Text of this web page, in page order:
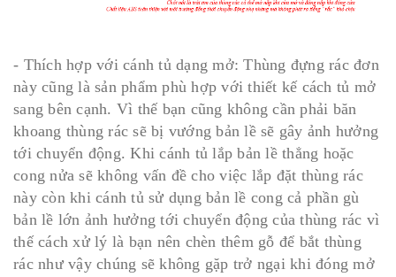
- Thích hợp với cánh tủ dạng mở: Thùng đựng rác đơn
này cũng là sản phẩm phù hợp với thiết kế cách tủ mở
sang bên cạnh. Vì thế bạn cũng không cần phải băn
khoang thùng rác sẽ bị vướng bản lề sẽ gây ảnh hưởng
tới chuyển động. Khi cánh tủ lắp bản lề thẳng hoặc
cong nửa sẽ không vấn đề cho việc lắp đặt thùng rác
này còn khi cánh tủ sử dụng bản lề cong cả phần gù
bản lề lớn ảnh hưởng tới chuyển động của thùng rác vì
thế cách xử lý là bạn nên chèn thêm gỗ để bắt thùng
rác như vậy chúng sẽ không gặp trở ngại khi đóng mở